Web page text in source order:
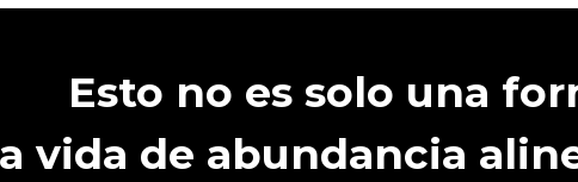
Esto no es solo una
vida de abundancia